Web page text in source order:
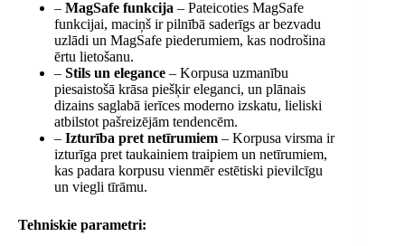
– MagSafe funkcija – Pateicoties MagSafe
funkcijai, maciņš ir pilnībā saderīgs ar bezvadu
uzlādi un MagSafe piederumiem, kas nodrošina
ērtu lietošanu.
– Stils un elegance – Korpusa uzmanību
piesaistošā krāsa piešķir eleganci, un plānais
dizains saglabā ierīces moderno izskatu, lieliski
atbilstot pašreizējām tendencēm.
– Izturība pret netīrumiem – Korpusa virsma ir
izturīga pret taukainiem traipiem un netīrumiem,
kas padara korpusu vienmēr estētiski pievilcīgu
un viegli tīrāmu.
Tehniskie parametri: